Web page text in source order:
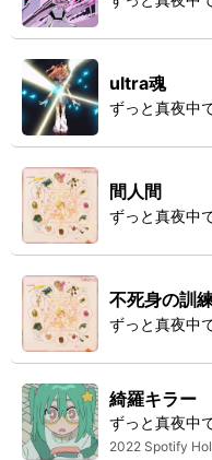
ultra魂
ずっと真夜中
間人間
ずっと真夜中
不死身の訓
ずっと真夜中
綺羅キラー
ずっと真夜中
2022 Spotify